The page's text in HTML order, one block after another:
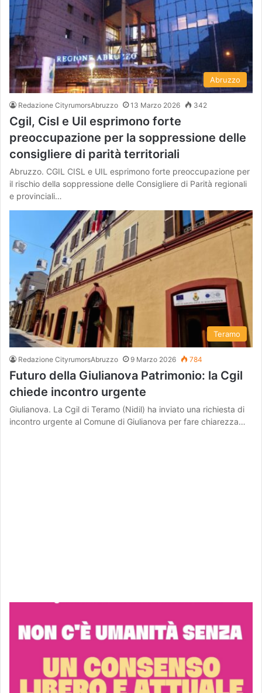
Abruzzo
Redazione CityrumorsAbruzzo 13 Marzo 2026 342
Cgil, Cisl e Uil esprimono forte
preoccupazione per la soppressione delle
consigliere di parità territoriali
Abruzzo. CGIL CISL e UIL esprimono forte preoccupazione per
il rischio della soppressione delle Consigliere di Parità regionali
e provinciali…
Teramo
Redazione CityrumorsAbruzzo 9 Marzo 2026 784
Futuro della Giulianova Patrimonio: la Cgil
chiede incontro urgente
Giulianova. La Cgil di Teramo (Nidil) ha inviato una richiesta di
incontro urgente al Comune di Giulianova per fare chiarezza…